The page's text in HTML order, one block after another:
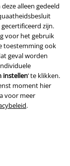
alleen gedeeld
zijn.
voor het gebruik
toestemming ook
geval worden
instellen’ te klikken.
moment hier
voor meer
.
tot {1} uur s